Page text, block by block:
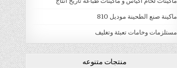
ماكينة صنع الطحينة موديل 810
مستلزمات وخامات تعبئة وتغليف
منتجات متنوعه